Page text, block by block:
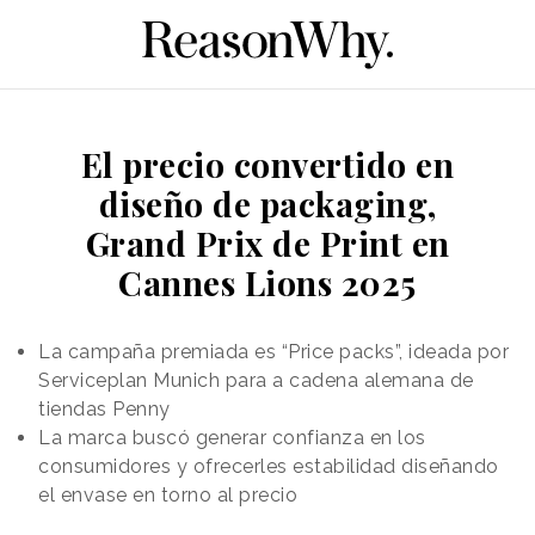
El precio convertido en
diseño de packaging,
Grand Prix de Print en
Cannes Lions 2025
La campaña premiada es “Price packs”, ideada por
Serviceplan Munich para a cadena alemana de
tiendas Penny
La marca buscó generar confianza en los
consumidores y ofrecerles estabilidad diseñando
el envase en torno al precio